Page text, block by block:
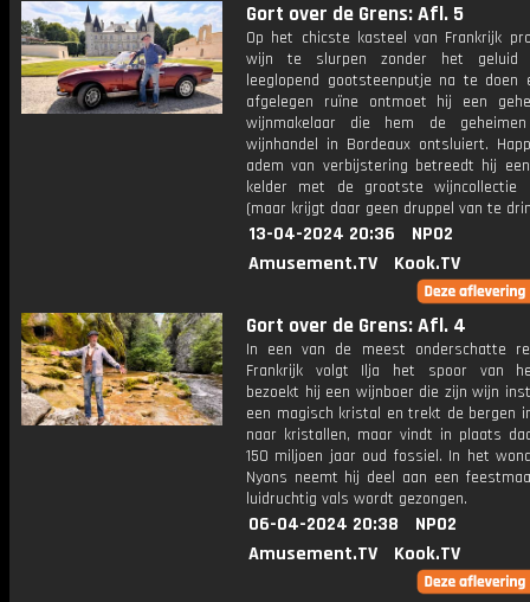
Gort over de Grens: Afl. 5
Op het chicste kasteel van Frankrijk
wijn te slurpen zonder het geluid
leeglopend gootsteenputje na te doen
afgelegen ruïne ontmoet hij een
wijnmakelaar die hem de
wijnhandel in Bordeaux ontsluiert.
adem van verbijstering betreedt hij
kelder met de grootste wijncollectie
(maar krijgt daar geen druppel van te
13-04-2024 20:36
NPO2
Amusement.TV
Kook.TV
Gort over de Grens: Afl. 4
In een van de meest onderschatte
Frankrijk volgt Ilja het spoor van
bezoekt hij een wijnboer die zijn wijn
een magisch kristal en trekt de bergen
naar kristallen, maar vindt in plaats
150 miljoen jaar oud fossiel. In het
Nyons neemt hij deel aan een
luidruchtig vals wordt gezongen.
06-04-2024 20:38
NPO2
Amusement.TV
Kook.TV